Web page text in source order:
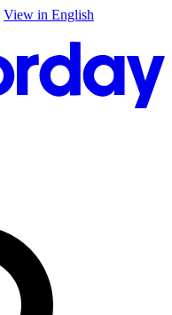
View in English